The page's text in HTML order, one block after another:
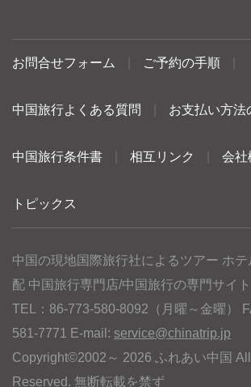
お問合せフォーム ご予約の手順
中国旅行よくある質問 お支払い方法
中国旅行条件書 相互リンク 会社
トピックス
中国の現地国際旅行社によるツアー ホ
配 中国旅行専門店/中国旅行の専門サイト
TEL：86-773-580-8092（月曜～金曜）
581-7771 E-mail: service@chinatrip.jp
Copyright©2002～ 2026 ふれあい中国
Reserved. 無断転載を禁ず